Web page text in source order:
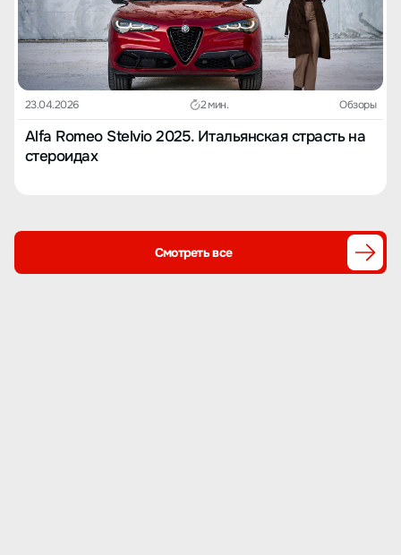
23.04.2026 2 мин. Обзоры
Alfa Romeo Stelvio 2025. Итальянская страсть на
стероидах
Смотреть все